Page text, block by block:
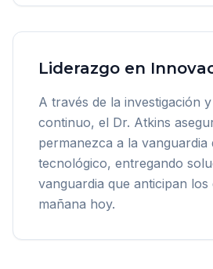
Liderazgo en
A través de la investigación
continuo, el Dr. Atkins
permanezca a la vanguardia
tecnológico, entregando
vanguardia que anticipan los
mañana hoy.